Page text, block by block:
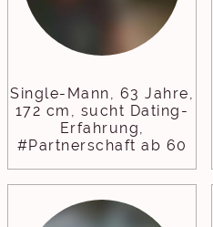
Single-Mann, 63 Jahre,
172 cm, sucht Dating-
Erfahrung,
#Partnerschaft ab 60